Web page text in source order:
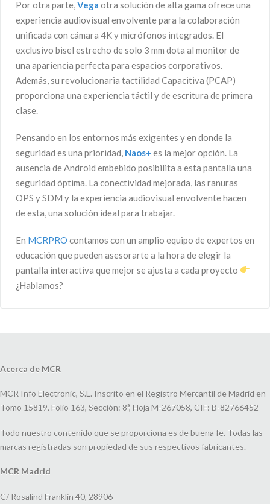
Por otra parte,Vega otra solución de alta gama ofrece una
experiencia audiovisual envolvente para la colaboración
unificada con cámara 4K y micrófonos integrados. El
exclusivo bisel estrecho de solo 3 mm dota al monitor de
una apariencia perfecta para espacios corporativos.
Además, su revolucionaria tactilidad Capacitiva (PCAP)
proporciona una experiencia táctil y de escritura de primera
clase.
Pensando en los entornos más exigentes y en donde la
seguridad es una prioridad, Naos+ es la mejor opción. La
ausencia de Android embebido posibilita a esta pantalla una
seguridad óptima. La conectividad mejorada, las ranuras
OPS y SDM y la experiencia audiovisual envolvente hacen
de esta, una solución ideal para trabajar.
En MCRPRO contamos con un amplio equipo de expertos en
educación que pueden asesorarte a la hora de elegir la
pantalla interactiva que mejor se ajusta a cada proyecto
¿Hablamos?
Acerca de MCR
MCR Info Electronic, S.L. Inscrito en el Registro Mercantil de Madrid en
Tomo 15819, Folio 163, Sección: 8ª, Hoja M-267058, CIF: B-82766452
Todo nuestro contenido que se proporciona es de buena fe. Todas las
marcas registradas son propiedad de sus respectivos fabricantes.
MCR Madrid
C/ Rosalind Franklin 40, 28906